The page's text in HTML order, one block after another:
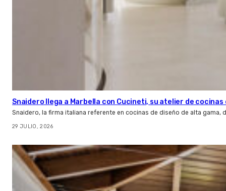
Snaidero llega a Marbella con Cucineti, su atelier de cocinas
Snaidero, la firma italiana referente en cocinas de diseño de alta gama,
29 JULIO, 2026